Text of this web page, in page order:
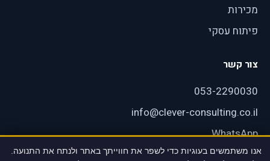
מכירות
פיתוח עסקי
צור קשר
053-2290030
info@clever-consulting.co.il
WhatsApp
רעננה, ישראל
אנו משתמשים בעוגיות כדי לשפר את חווייתך באתר ולנתח את התנועה.